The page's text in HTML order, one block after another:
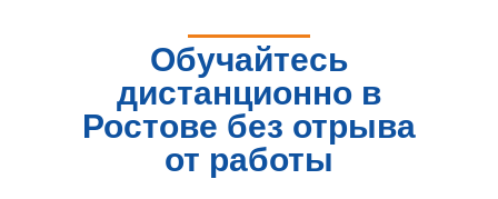
Обучайтесь
дистанционно в
Ростове без отрыва
от работы